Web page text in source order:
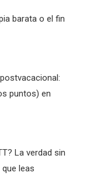
barata o el fin
puntos) en
La verdad sin
leas